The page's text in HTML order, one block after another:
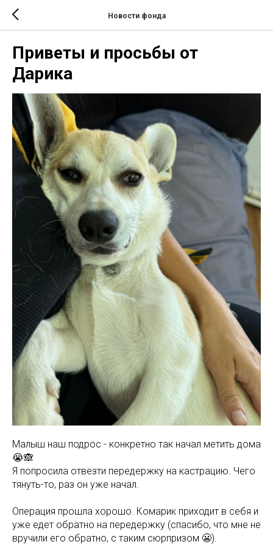
Новости фонда
Приветы и просьбы от
Дарика
Малыш наш подрос - конкретно так начал метить дома
😭🙈
Я попросила отвезти передержку на кастрацию. Чего
тянуть-то, раз он уже начал.
Операция прошла хорошо. Комарик приходит в себя и
уже едет обратно на передержку (спасибо, что мне не
вручили его обратно, с таким сюрпризом 😬).